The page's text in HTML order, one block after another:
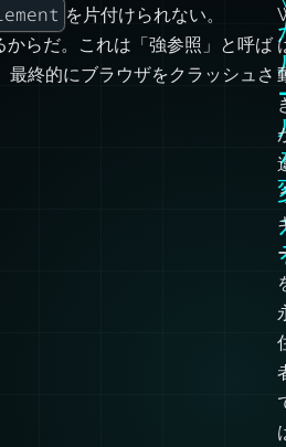
終的にブラウザをクラッシュさ